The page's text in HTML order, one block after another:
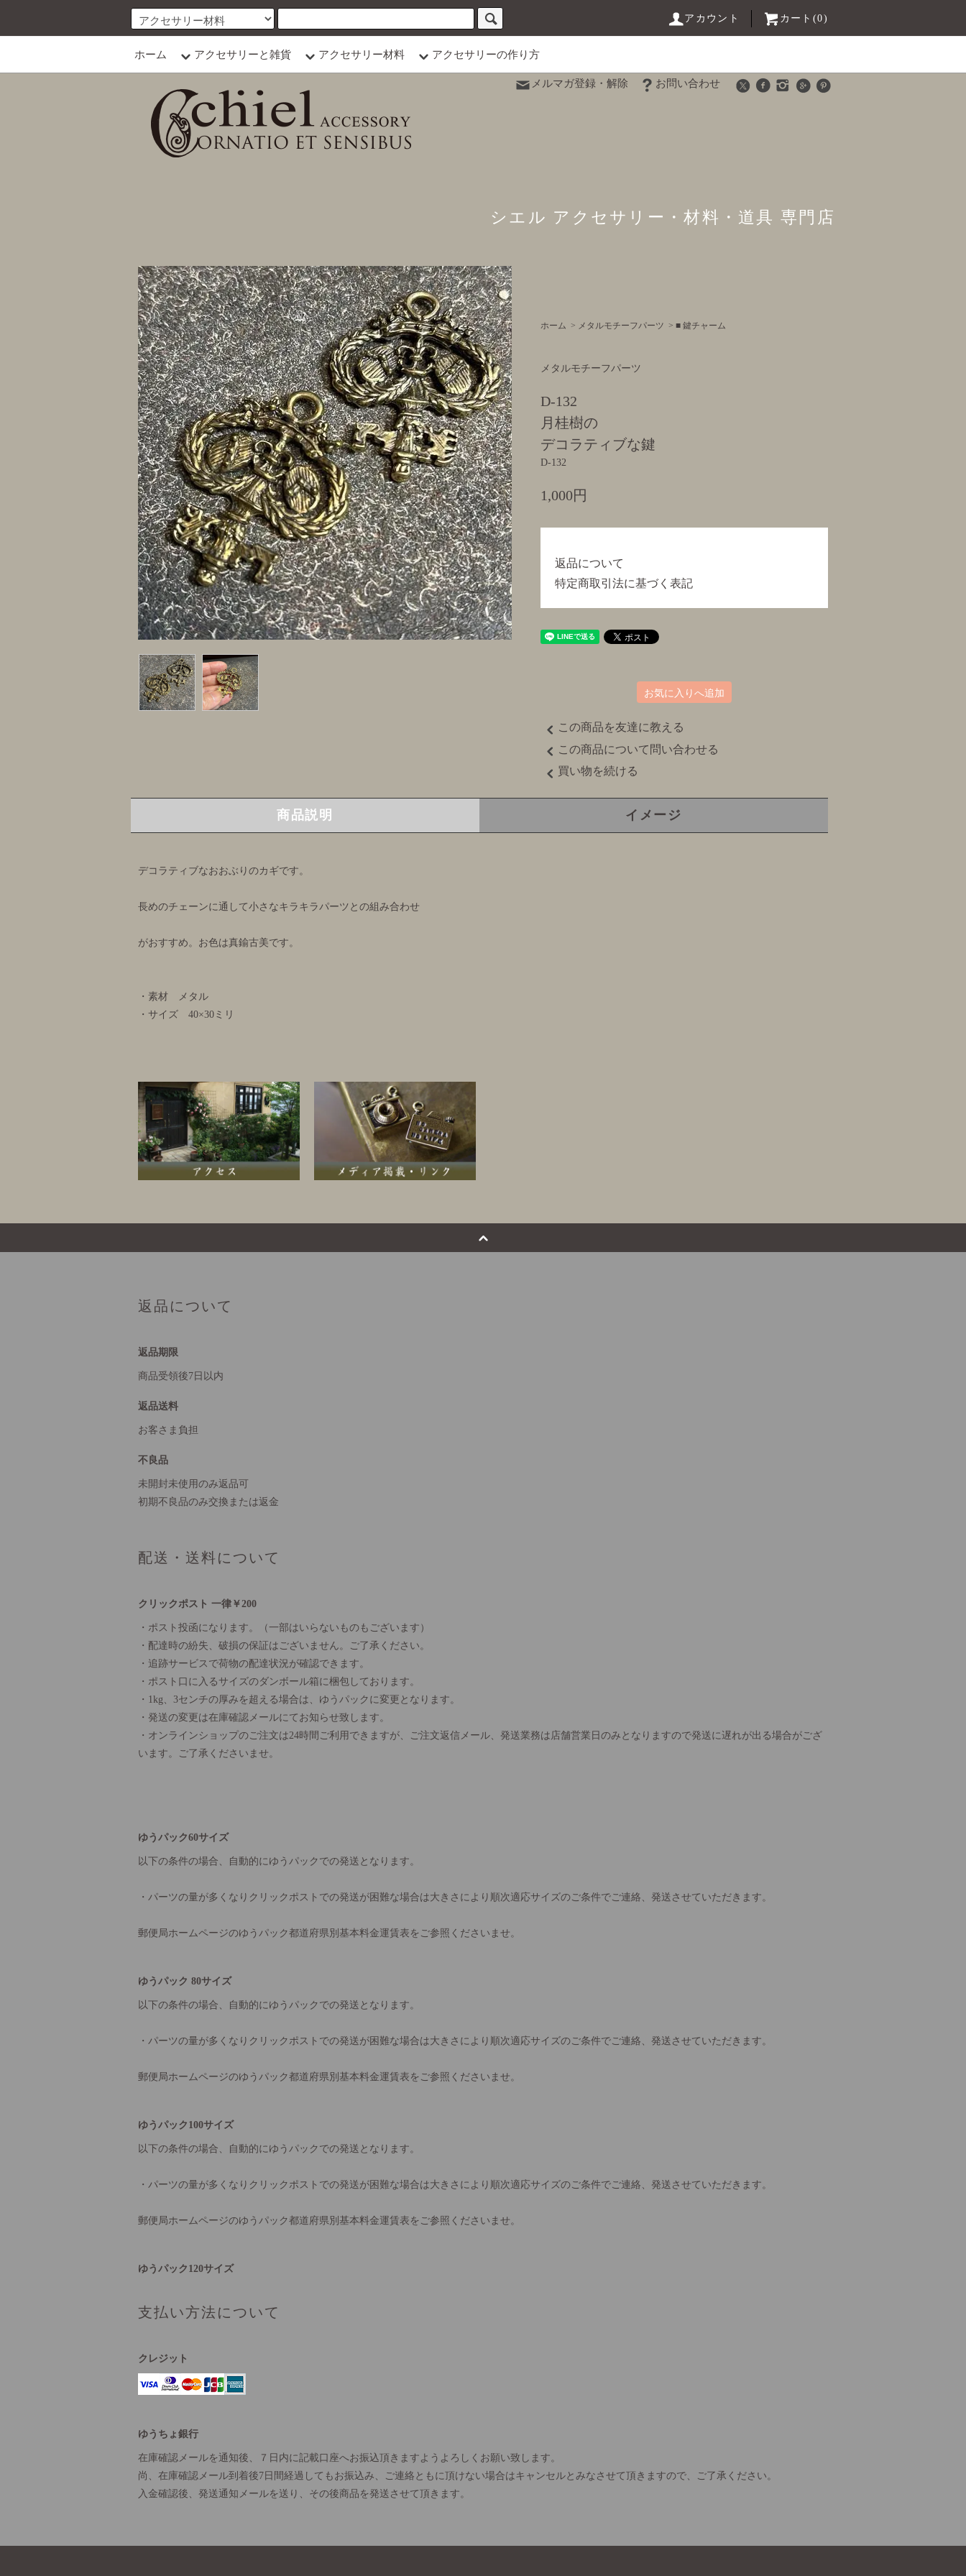
アカウント カート(0)
ホーム アクセサリーと雑貨 アクセサリー材料 アクセサリーの作り方
メルマガ登録・解除 お問い合わせ
シエル アクセサリー・材料・道具 専門店
ホーム > メタルモチーフパーツ > ■ 鍵チャーム
メタルモチーフパーツ
D-132
月桂樹の
デコラティブな鍵
D-132
1,000円
返品について
特定商取引法に基づく表記
お気に入りへ追加
この商品を友達に教える
この商品について問い合わせる
買い物を続ける
商品説明 イメージ
デコラティブなおおぶりのカギです。
長めのチェーンに通して小さなキラキラパーツとの組み合わせ
がおすすめ。お色は真鍮古美です。
・素材 メタル
・サイズ 40×30ミリ
返品について
返品期限
商品受領後7日以内
返品送料
お客さま負担
不良品
未開封未使用のみ返品可
初期不良品のみ交換または返金
配送・送料について
クリックポスト 一律￥200
・ポスト投函になります。（一部はいらないものもございます）
・配達時の紛失、破損の保証はございません。ご了承ください。
・追跡サービスで荷物の配達状況が確認できます。
・ポスト口に入るサイズのダンボール箱に梱包しております。
・1kg、3センチの厚みを超える場合は、ゆうパックに変更となります。
・発送の変更は在庫確認メールにてお知らせ致します。
・オンラインショップのご注文は24時間ご利用できますが、ご注文返信メール、発送業務は店舗営業日のみとなりますので発送に遅れが出る場合がござ
います。ご了承くださいませ。
ゆうパック60サイズ
以下の条件の場合、自動的にゆうパックでの発送となります。
・パーツの量が多くなりクリックポストでの発送が困難な場合は大きさにより順次適応サイズのご条件でご連絡、発送させていただきます。
郵便局ホームページのゆうパック都道府県別基本料金運賃表をご参照くださいませ。
ゆうパック 80サイズ
以下の条件の場合、自動的にゆうパックでの発送となります。
・パーツの量が多くなりクリックポストでの発送が困難な場合は大きさにより順次適応サイズのご条件でご連絡、発送させていただきます。
郵便局ホームページのゆうパック都道府県別基本料金運賃表をご参照くださいませ。
ゆうパック100サイズ
以下の条件の場合、自動的にゆうパックでの発送となります。
・パーツの量が多くなりクリックポストでの発送が困難な場合は大きさにより順次適応サイズのご条件でご連絡、発送させていただきます。
郵便局ホームページのゆうパック都道府県別基本料金運賃表をご参照くださいませ。
ゆうパック120サイズ
支払い方法について
クレジット
ゆうちょ銀行
在庫確認メールを通知後、７日内に記載口座へお振込頂きますようよろしくお願い致します。
尚、在庫確認メール到着後7日間経過してもお振込み、ご連絡ともに頂けない場合はキャンセルとみなさせて頂きますので、ご了承ください。
入金確認後、発送通知メールを送り、その後商品を発送させて頂きます。